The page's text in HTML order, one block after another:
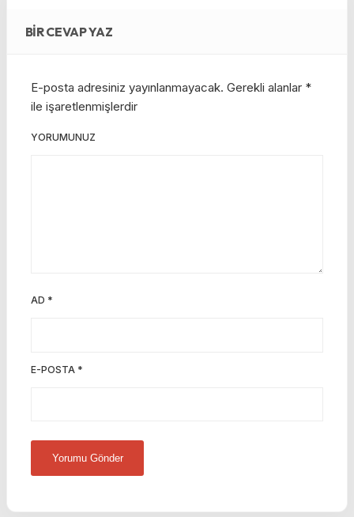
BIR CEVAP YAZ
E-posta adresiniz yayınlanmayacak. Gerekli alanlar *
ile işaretlenmişlerdir
YORUMUNUZ
AD *
E-POSTA *